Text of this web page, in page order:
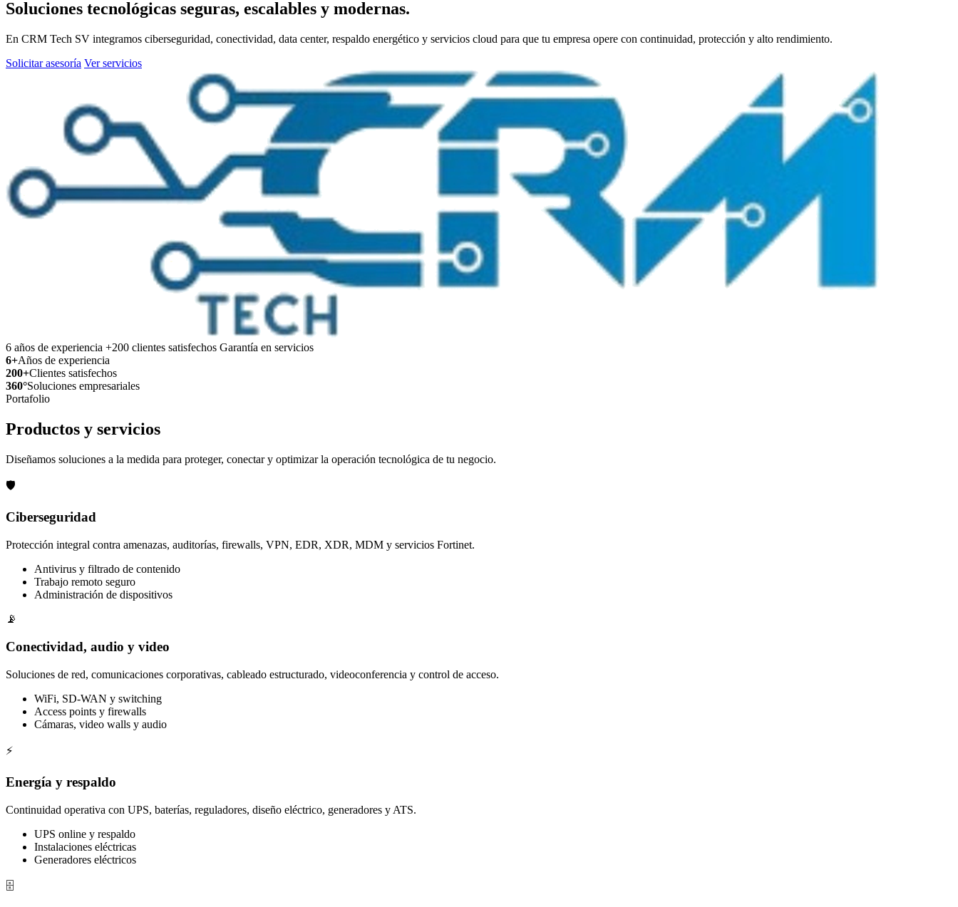
Soluciones tecnológicas seguras, escalables y modernas.
En CRM Tech SV integramos ciberseguridad, conectividad, data center, respaldo energético y servicios cloud para que tu empresa opere con continuidad, protección y alto rendimiento.
Solicitar asesoría Ver servicios
6 años de experiencia +200 clientes satisfechos Garantía en servicios
6+Años de experiencia
200+Clientes satisfechos
360°Soluciones empresariales
Portafolio
Productos y servicios
Diseñamos soluciones a la medida para proteger, conectar y optimizar la operación tecnológica de tu negocio.
🛡️
Ciberseguridad
Protección integral contra amenazas, auditorías, firewalls, VPN, EDR, XDR, MDM y servicios Fortinet.
Antivirus y filtrado de contenido
Trabajo remoto seguro
Administración de dispositivos
📡
Conectividad, audio y video
Soluciones de red, comunicaciones corporativas, cableado estructurado, videoconferencia y control de acceso.
WiFi, SD-WAN y switching
Access points y firewalls
Cámaras, video walls y audio
⚡
Energía y respaldo
Continuidad operativa con UPS, baterías, reguladores, diseño eléctrico, generadores y ATS.
UPS online y respaldo
Instalaciones eléctricas
Generadores eléctricos
🗄️